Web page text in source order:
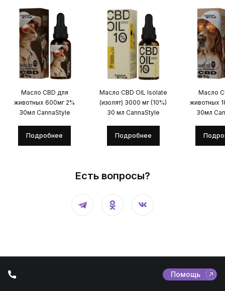
Масло CBD для
животных 600мг 2%
30мл CannaStyle
Подробнее
Масло CBD OIL Isolate
(изолят) 3000 мг (10%)
30 мл CannaStyle
Подробнее
Масло
животных
30мл
Есть вопросы?
Помощь